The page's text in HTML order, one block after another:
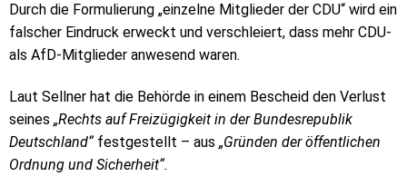
Durch die Formulierung „einzelne Mitglieder der CDU“ wird ein
falscher Eindruck erweckt und verschleiert, dass mehr CDU-
als AfD-Mitglieder anwesend waren.
Laut Sellner hat die Behörde in einem Bescheid den Verlust
seines „Rechts auf Freizügigkeit in der Bundesrepublik
Deutschland“ festgestellt – aus „Gründen der öffentlichen
Ordnung und Sicherheit“.